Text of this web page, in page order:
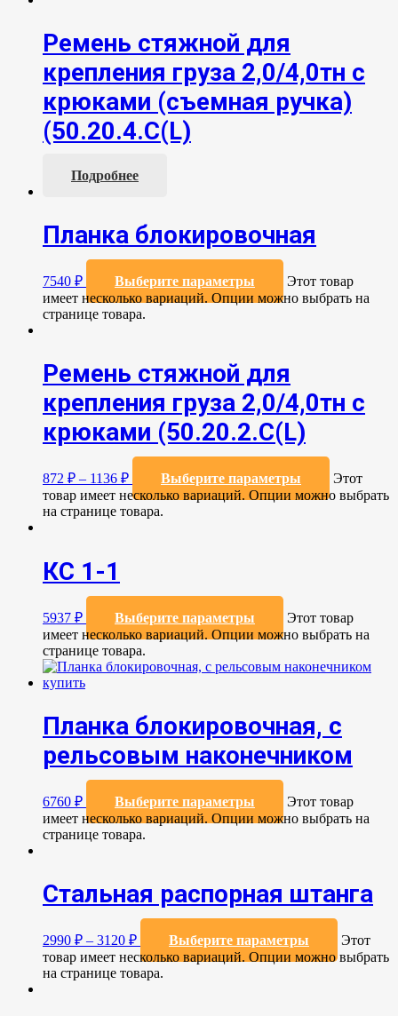
Ремень стяжной для
крепления груза 2,0/4,0тн с
крюками (съемная ручка)
(50.20.4.С(L)
Подробнее
Планка блокировочная
7540 ₽ Выберите параметры
Этот товар
имеет несколько вариаций. Опции можно выбрать на
странице товара.
Ремень стяжной для
крепления груза 2,0/4,0тн с
крюками (50.20.2.C(L)
872 ₽ – 1136 ₽ Выберите параметры
Этот
товар имеет несколько вариаций. Опции можно выбрать
на странице товара.
КС 1-1
5937 ₽ Выберите параметры
Этот товар
имеет несколько вариаций. Опции можно выбрать на
странице товара.
Планка блокировочная, с
рельсовым наконечником
6760 ₽ Выберите параметры
Этот товар
имеет несколько вариаций. Опции можно выбрать на
странице товара.
Стальная распорная штанга
2990 ₽ – 3120 ₽ Выберите параметры
Этот
товар имеет несколько вариаций. Опции можно выбрать
на странице товара.